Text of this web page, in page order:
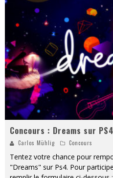
Concours : Dreams sur PS4
Carlos Mühlig Concours
Tentez votre chance pour
"Dreams" sur Ps4. Pour